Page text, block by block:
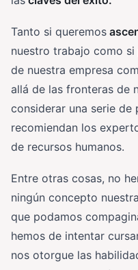
Tanto si queremos
nuestro trabajo como
de nuestra empresa
allá de las fronteras de
considerar una serie de
recomiendan los
de recursos humanos.
Entre otras cosas, no
ningún concepto nuestra
que podamos
hemos de intentar
nos otorgue las